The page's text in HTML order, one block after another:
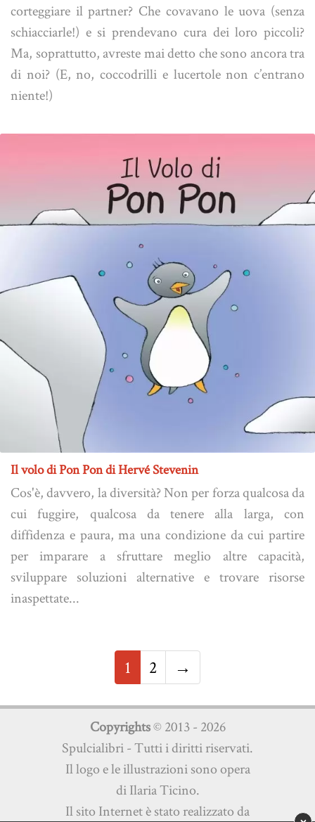
corteggiare il partner? Che covavano le uova (senza
schiacciarle!) e si prendevano cura dei loro piccoli?
Ma, soprattutto, avreste mai detto che sono ancora tra
di noi? (E, no, coccodrilli e lucertole non c’entrano
niente!)
Il volo di Pon Pon di Hervé Stevenin
Cos'è, davvero, la diversità? Non per forza qualcosa da
cui fuggire, qualcosa da tenere alla larga, con
diffidenza e paura, ma una condizione da cui partire
per imparare a sfruttare meglio altre capacità,
sviluppare soluzioni alternative e trovare risorse
inaspettate...
1 2 →
Copyrights© 2013 - 2026
Spulcialibri - Tutti i diritti riservati.
Il logo e le illustrazioni sono opera
di Ilaria Ticino.
Il sito Internet è stato realizzato da